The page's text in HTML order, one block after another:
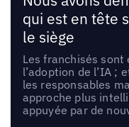
qui est en tête
le siège
Les franchisés sont
l’adoption de l’IA ;
les responsables
approche plus
appuyée par de